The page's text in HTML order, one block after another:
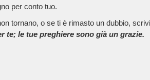
per conto tuo.
tornano, o se ti è rimasto un dubbio,
te; le tue preghiere sono già un grazie.